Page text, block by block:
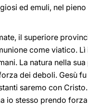
ed emuli, nel pieno
il superiore
come viatico. Lì
La natura nella
dei deboli. Gesù
saremo con
io stesso prendo